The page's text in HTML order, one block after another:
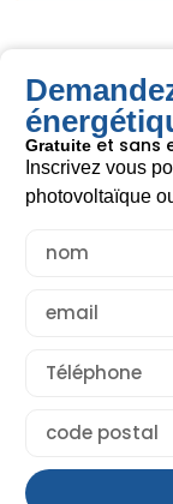
Gratuiteet sans
Inscrivez vous
photovoltaïque